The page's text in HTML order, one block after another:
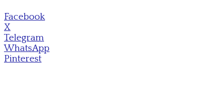
Facebook
X
Telegram
WhatsApp
Pinterest